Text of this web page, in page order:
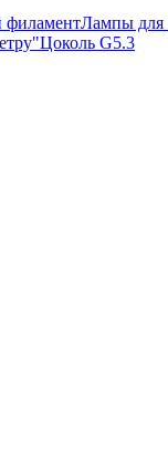
филаментЛампы для
Цоколь G5.3